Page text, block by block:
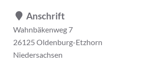
Anschrift
Wahnbäkenweg 7
26125 Oldenburg-Etzhorn
Niedersachsen